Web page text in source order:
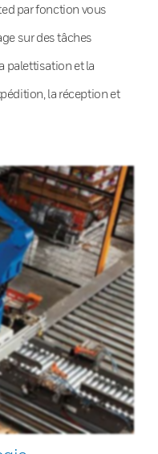
par fonction vous
sur des tâches
palettisation et la
la réception et